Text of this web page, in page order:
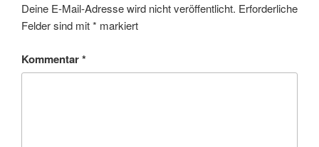
Deine E-Mail-Adresse wird nicht veröffentlicht. Erforderliche
Felder sind mit* markiert
Kommentar*